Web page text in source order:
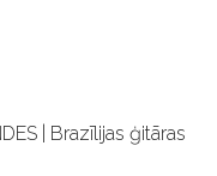
| Brazīlijas ģitāras